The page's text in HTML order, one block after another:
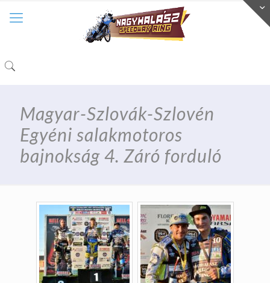
Magyar-Szlovák-Szlovén
Egyéni salakmotoros
bajnokság 4. Záró forduló